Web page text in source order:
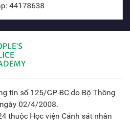
44178638
tin số 125/GP-BC do Bộ Thông
02/4/2008.
thuộc Học viện Cảnh sát nhân